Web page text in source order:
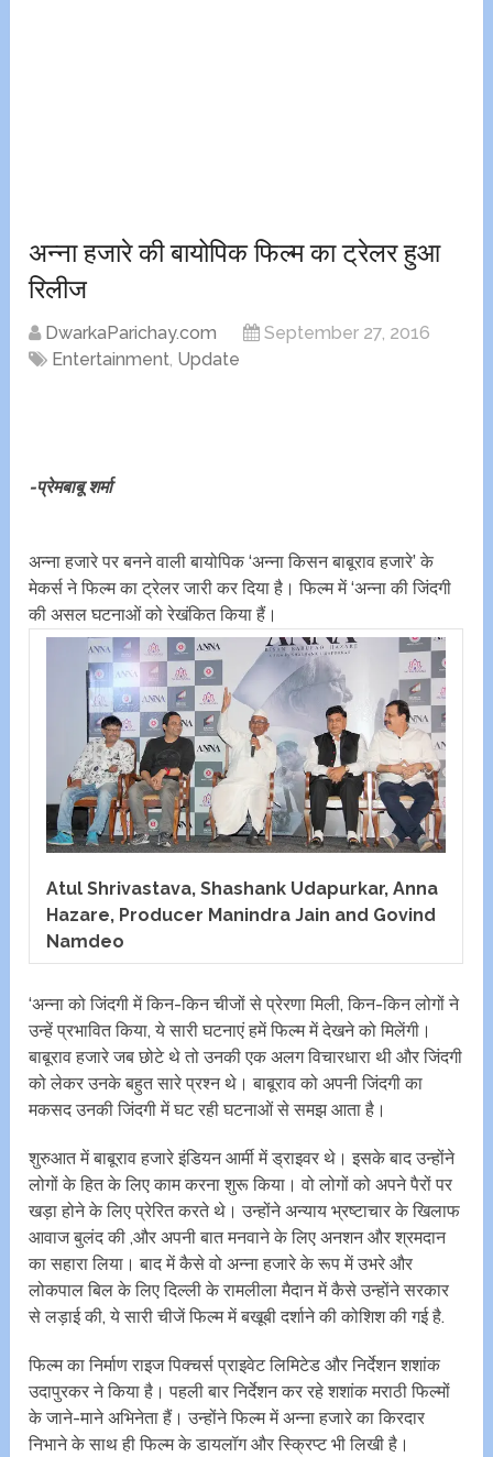
अन्ना हजारे की बायोपिक फिल्म का ट्रेलर हुआ
रिलीज
DwarkaParichay.com
September 27, 2016
Entertainment, Update
-प्रेमबाबू शर्मा
अन्ना हजारे पर बनने वाली बायोपिक ‘अन्ना किसन बाबूराव हजारे’ के
मेकर्स ने फिल्म का ट्रेलर जारी कर दिया है। फिल्म में ‘अन्ना की जिंदगी
की असल घटनाओं को रेखंकित किया हैं।
Atul Shrivastava, Shashank Udapurkar, Anna
Hazare, Producer Manindra Jain and Govind
Namdeo
‘अन्ना को जिंदगी में किन-किन चीजों से प्रेरणा मिली, किन-किन लोगों ने
उन्हें प्रभावित किया, ये सारी घटनाएं हमें फिल्म में देखने को मिलेंगी।
बाबूराव हजारे जब छोटे थे तो उनकी एक अलग विचारधारा थी और जिंदगी
को लेकर उनके बहुत सारे प्रश्न थे। बाबूराव को अपनी जिंदगी का
मकसद उनकी जिंदगी में घट रही घटनाओं से समझ आता है।
शुरुआत में बाबूराव हजारे इंडियन आर्मी में ड्राइवर थे। इसके बाद उन्होंने
लोगों के हित के लिए काम करना शुरू किया। वो लोगों को अपने पैरों पर
खड़ा होने के लिए प्रेरित करते थे। उन्होंने अन्याय भ्रष्टाचार के खिलाफ
आवाज बुलंद की ,और अपनी बात मनवाने के लिए अनशन और श्रमदान
का सहारा लिया। बाद में कैसे वो अन्ना हजारे के रूप में उभरे और
लोकपाल बिल के लिए दिल्ली के रामलीला मैदान में कैसे उन्होंने सरकार
से लड़ाई की, ये सारी चीजें फिल्म में बखूबी दर्शाने की कोशिश की गई है.
फिल्म का निर्माण राइज पिक्चर्स प्राइवेट लिमिटेड और निर्देशन शशांक
उदापुरकर ने किया है। पहली बार निर्देशन कर रहे शशांक मराठी फिल्मों
के जाने-माने अभिनेता हैं। उन्होंने फिल्म में अन्ना हजारे का किरदार
निभाने के साथ ही फिल्म के डायलॉग और स्क्रिप्ट भी लिखी है।